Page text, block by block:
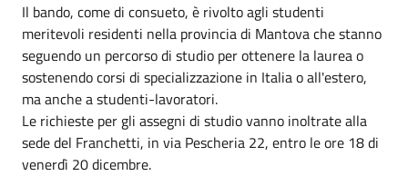
Il bando, come di consueto, è rivolto agli studenti
meritevoli residenti nella provincia di Mantova che stanno
seguendo un percorso di studio per ottenere la laurea o
sostenendo corsi di specializzazione in Italia o all'estero,
ma anche a studenti-lavoratori.
Le richieste per gli assegni di studio vanno inoltrate alla
sede del Franchetti, in via Pescheria 22, entro le ore 18 di
venerdì 20 dicembre.